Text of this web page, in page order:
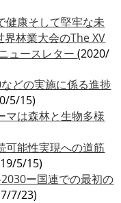
健康そして堅牢な未
林業大会のThe XV
ュースレター(2020/
どの実施に係る進捗
5/15)
マは森林と生物多様
可能性実現への道筋
5/15)
ー国連での最初の
7/23)